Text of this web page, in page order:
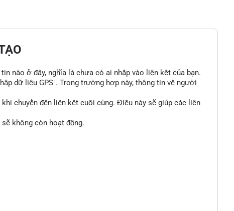
nào ở đây, nghĩa là chưa có ai nhấp vào liên kết của bạn.
dữ liệu GPS". Trong trường hợp này, thông tin về người
chuyển đến liên kết cuối cùng. Điều này sẽ giúp các liên
không còn hoạt động.